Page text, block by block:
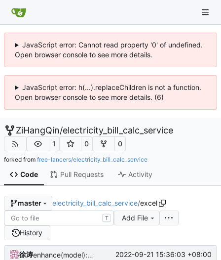
JavaScript error: Cannot read property '0' of undefined.
Open browser console to see more details.
JavaScript error: h(...).replaceChildren is not a function.
Open browser console to see more details. (6)
ZiHangQin/electricity_bill_calc_service
1 0 0
forked from free-lancers/electricity_bill_calc_service
Code Pull Requests Activity
master electricity_bill_calc_service/excel
T
Add File
History
徐涛 enhance(model):调整物业附加费、公示报表部分的数据结构模型，以及数据库迁移脚本。 2022-09-21 15:36:03 +08:00